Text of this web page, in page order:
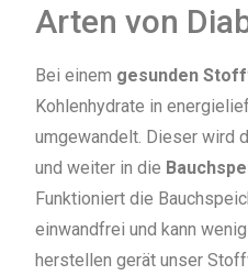
Arten von
Bei einem gesunden
Kohlenhydrate in
umgewandelt. Dieser wird
und weiter in die
Funktioniert die
einwandfrei und kann
herstellen gerät unser